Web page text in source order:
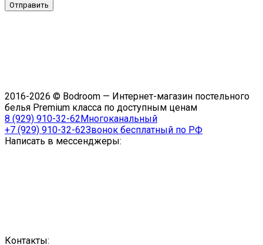
2016-2026 © Bodroom — Интернет-магазин постельного
белья Premium класса по доступным ценам
8 (929) 910-32-62 Многоканальный
+7 (929) 910-32-62Звонок бесплатный по РФ
Написать в мессенджеры:
Контакты: